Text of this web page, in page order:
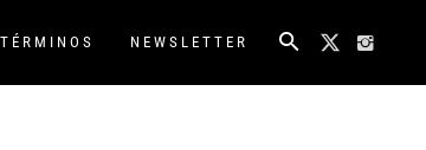
NEWSLETTER